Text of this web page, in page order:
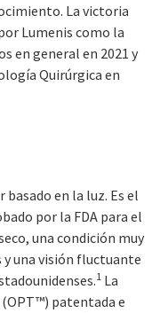
La victoria
Lumenis como la
en general en 2021 y
Quirúrgica en
en la luz. Es el
por la FDA para el
una condición muy
y una visión fluctuante
1 La
patentada e